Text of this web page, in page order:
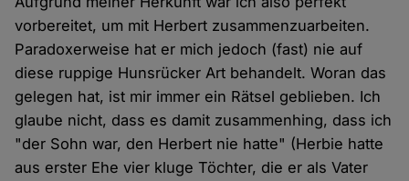
vorbereitet, um mit Herbert zusammenzuarbeiten.
Paradoxerweise hat er mich jedoch (fast) nie auf
diese ruppige Hunsrücker Art behandelt. Woran das
gelegen hat, ist mir immer ein Rätsel geblieben. Ich
glaube nicht, dass es damit zusammenhing, dass ich
"der Sohn war, den Herbert nie hatte" (Herbie hatte
aus erster Ehe vier kluge Töchter, die er als Vater